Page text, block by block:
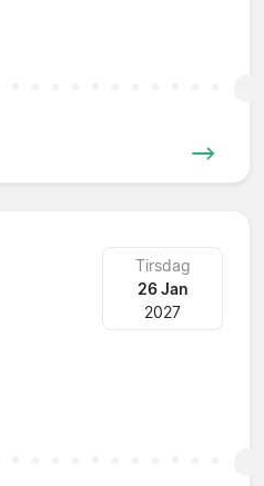
Tirsdag
26 Jan
2027